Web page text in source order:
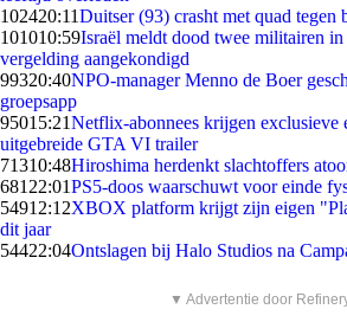
102420:11Duitser (93) crasht met quad tegen
101010:59Israël meldt dood twee militairen
vergelding aangekondigd
99320:40NPO-manager Menno de Boer
groepsapp
95015:21Netflix-abonnees krijgen exclusieve
uitgebreide GTA VI trailer
71310:48Hiroshima herdenkt slachtoffers
681 22:01PS5-doos waarschuwt voor einde
54912:12XBOX platform krijgt zijn eigen
dit jaar
54422:04Ontslagen bij Halo Studios na
▼ Advertentie door